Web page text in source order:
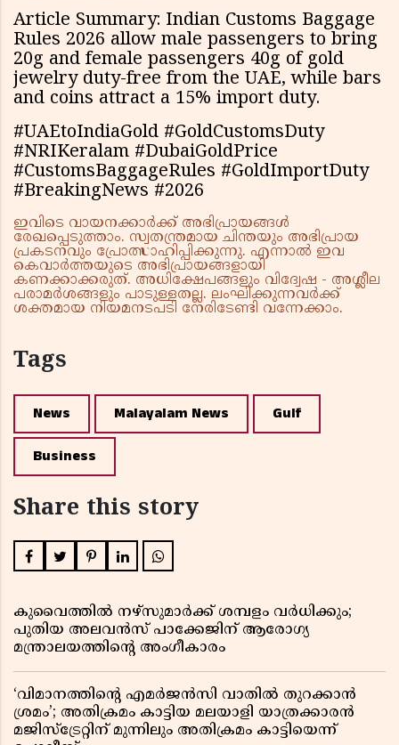
Article Summary: Indian Customs Baggage
Rules 2026 allow male passengers to bring
20g and female passengers 40g of gold
jewelry duty-free from the UAE, while bars
and coins attract a 15% import duty.
#UAEtoIndiaGold #GoldCustomsDuty
#NRIKeralam #DubaiGoldPrice
#CustomsBaggageRules #GoldImportDuty
#BreakingNews #2026
ഇവിടെ വായനക്കാർക്ക് അഭിപ്രായങ്ങൾ
രേഖപ്പെടുത്താം. സ്വതന്ത്രമായ ചിന്തയും അഭിപ്രായ
പ്രകടനവും പ്രോത്സാഹിപ്പിക്കുന്നു. എന്നാൽ ഇവ
കെവാർത്തയുടെ അഭിപ്രായങ്ങളായി
കണക്കാക്കരുത്. അധിക്ഷേപങ്ങളും വിദ്വേഷ - അശ്ലീല
പരാമർശങ്ങളും പാടുള്ളതല്ല. ലംഘിക്കുന്നവർക്ക്
ശക്തമായ നിയമനടപടി നേരിടേണ്ടി വന്നേക്കാം.
Tags
News Malayalam News Gulf
Business
Share this story
കുവൈത്തിൽ നഴ്‌സുമാർക്ക് ശമ്പളം വർധിക്കും;
പുതിയ അലവൻസ് പാക്കേജിന് ആരോഗ്യ
മന്ത്രാലയത്തിൻ്റെ അംഗീകാരം
‘വിമാനത്തിൻ്റെ എമർജൻസി വാതിൽ തുറക്കാൻ
ശ്രമം’; അതിക്രമം കാട്ടിയ മലയാളി യാത്രക്കാരൻ
മജിസ്ട്രേറ്റിന് മുന്നിലും അതിക്രമം കാട്ടിയെന്ന്